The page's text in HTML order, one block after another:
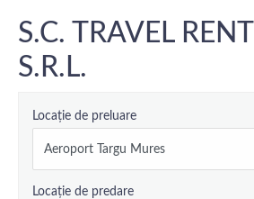
S.C. TRAVEL
S.R.L.
Locație de preluare
Locație de predare